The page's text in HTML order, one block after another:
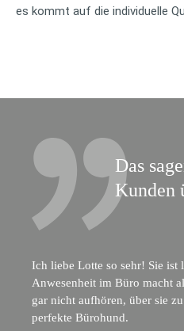
es kommt auf die individuelle
Das
Kunden
Ich liebe Lotte so sehr! Sie ist
Anwesenheit im Büro macht
gar nicht aufhören, über sie
perfekte Bürohund.